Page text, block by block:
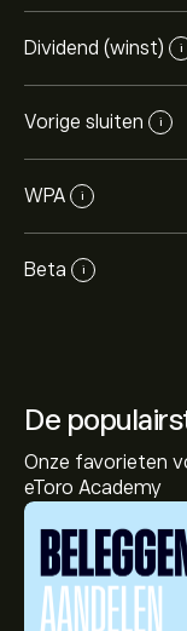
Dividend (winst) i
Vorige sluiten i
WPA i
Beta i
De
Onze favorieten
eToro Academy